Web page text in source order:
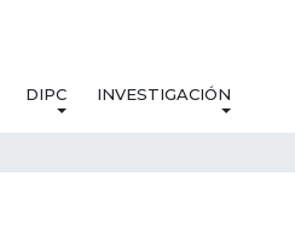
DIPC INVESTIGACIÓN